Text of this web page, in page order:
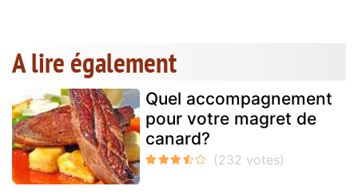
A lire également
Quel accompagnement
pour votre magret de
canard?